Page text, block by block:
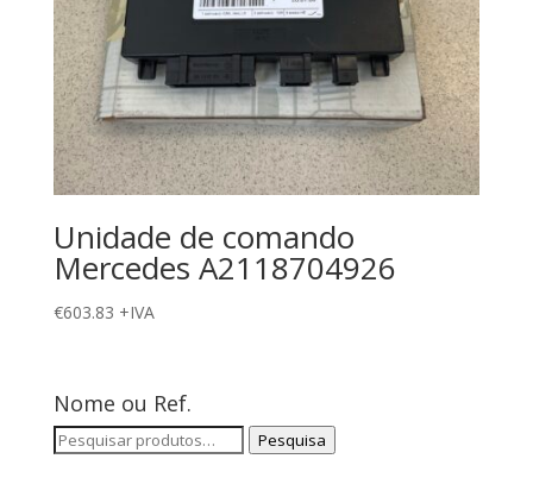
Unidade de comando
Mercedes A2118704926
€603.83 +IVA
Nome ou Ref.
Pesquisar
Pesquisa